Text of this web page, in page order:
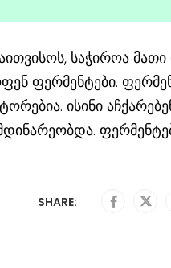
საჭიროა
ფერმენტები.
ისინი
SHARE: